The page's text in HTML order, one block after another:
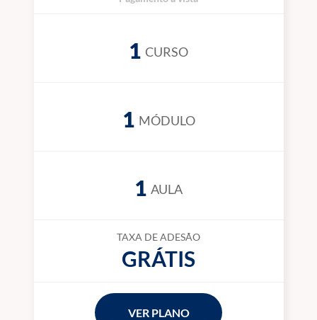
1 CURSO
1 MÓDULO
1 AULA
TAXA DE ADESÃO
GRÁTIS
VER PLANO